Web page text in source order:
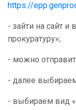
https://
- зайти на сайт
прокуратуру»;
- можно
- далее
- выбираем вид